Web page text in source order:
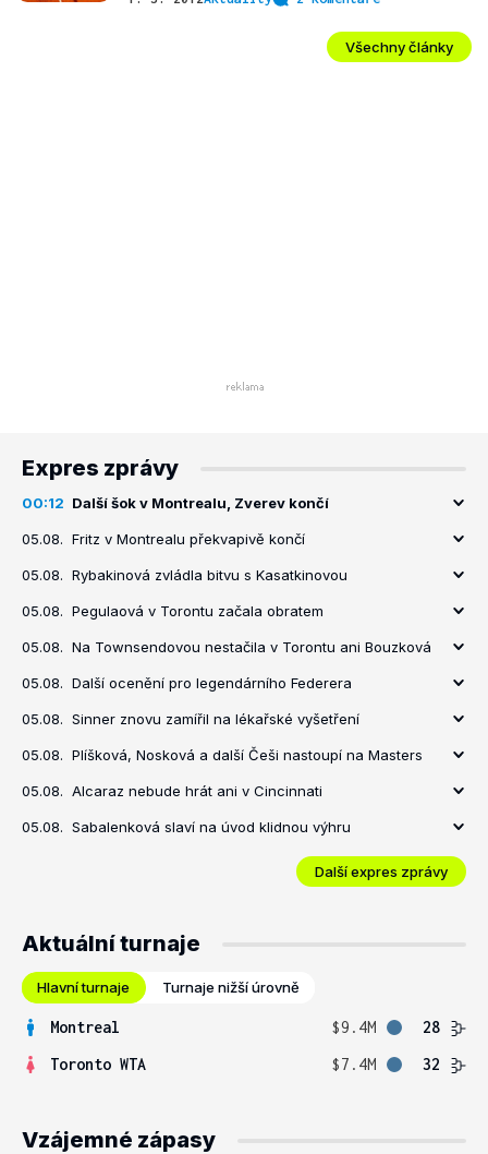
Všechny články
Expres zprávy
00:12 Další šok v Montrealu, Zverev končí
05.08. Fritz v Montrealu překvapivě končí
05.08. Rybakinová zvládla bitvu s Kasatkinovou
05.08. Pegulaová v Torontu začala obratem
05.08. Na Townsendovou nestačila v Torontu ani Bouzková
05.08. Další ocenění pro legendárního Federera
05.08. Sinner znovu zamířil na lékařské vyšetření
05.08. Plíšková, Nosková a další Češi nastoupí na Masters
05.08. Alcaraz nebude hrát ani v Cincinnati
05.08. Sabalenková slaví na úvod klidnou výhru
Další expres zprávy
Aktuální turnaje
Hlavní turnaje Turnaje nižší úrovně
Montreal $9.4M
28
Toronto WTA
$7.4M 32
Vzájemné zápasy